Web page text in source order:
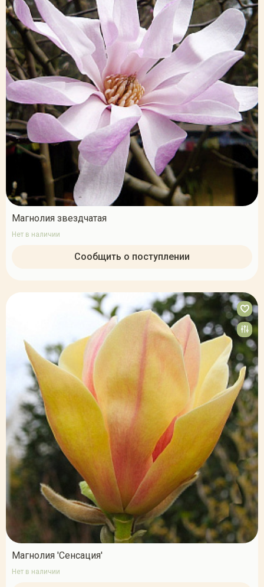
Магнолия звездчатая
Нет в наличии
Сообщить о поступлении
Магнолия 'Сенсация'
Нет в наличии